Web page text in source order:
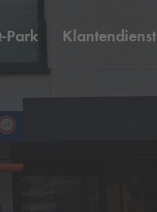
Park Klantendienst